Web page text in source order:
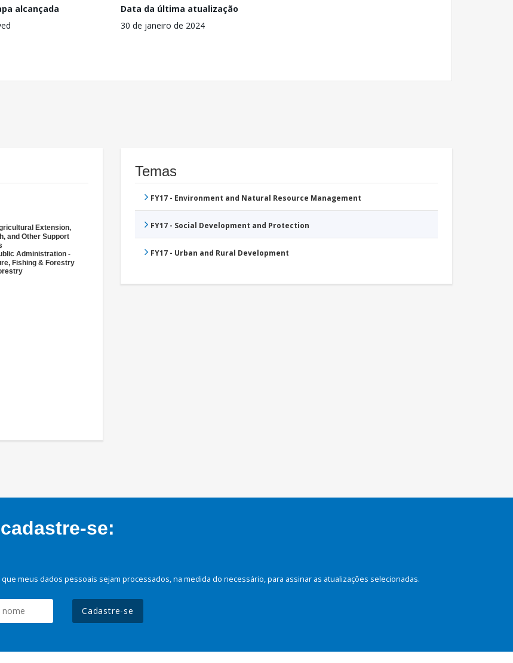
alcançada
Data da última atualização
30 de janeiro de 2024
Extension,
and Other Support
Administration -
Fishing & Forestry
Temas
FY17 - Environment and Natural Resource Management
FY17 - Social Development and Protection
FY17 - Urban and Rural Development
se:
meus dados pessoais sejam processados, na medida do necessário, para assinar as atualizações selecionadas.
Cadastre-se